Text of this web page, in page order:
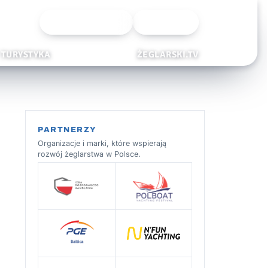
TURYSTYKA ŻEGLARSKI.TV
PARTNERZY
Organizacje i marki, które wspierają
rozwój żeglarstwa w Polsce.